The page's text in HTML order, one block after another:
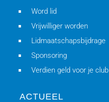
Word lid
Vrijwilliger worden
Lidmaatschapsbijdrage
Sponsoring
Verdien geld voor je club
ACTUEEL